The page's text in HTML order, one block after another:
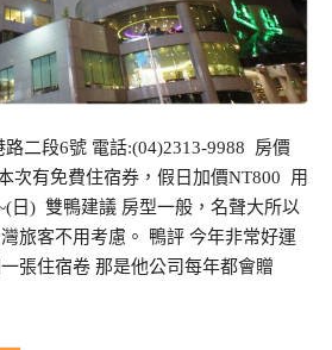
二段6號 電話:(04)2313-9988 房價
次有免費住宿券，假日加價NT800 用
日) 雙鴨建議 房型一般，名聲大所以
旅客不用考慮。 鴨評 今年非常好運
張住宿卷 那是他公司每年都會贈